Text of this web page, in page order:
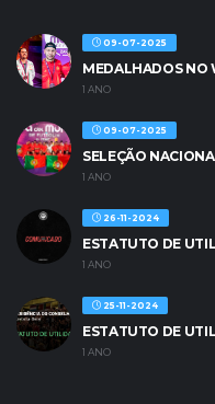
09-07-2025
MEDALHADOS NO
1 ANO
09-07-2025
SELEÇÃO
1 ANO
26-11-2024
ESTATUTO DE
1 ANO
25-11-2024
ESTATUTO DE
1 ANO